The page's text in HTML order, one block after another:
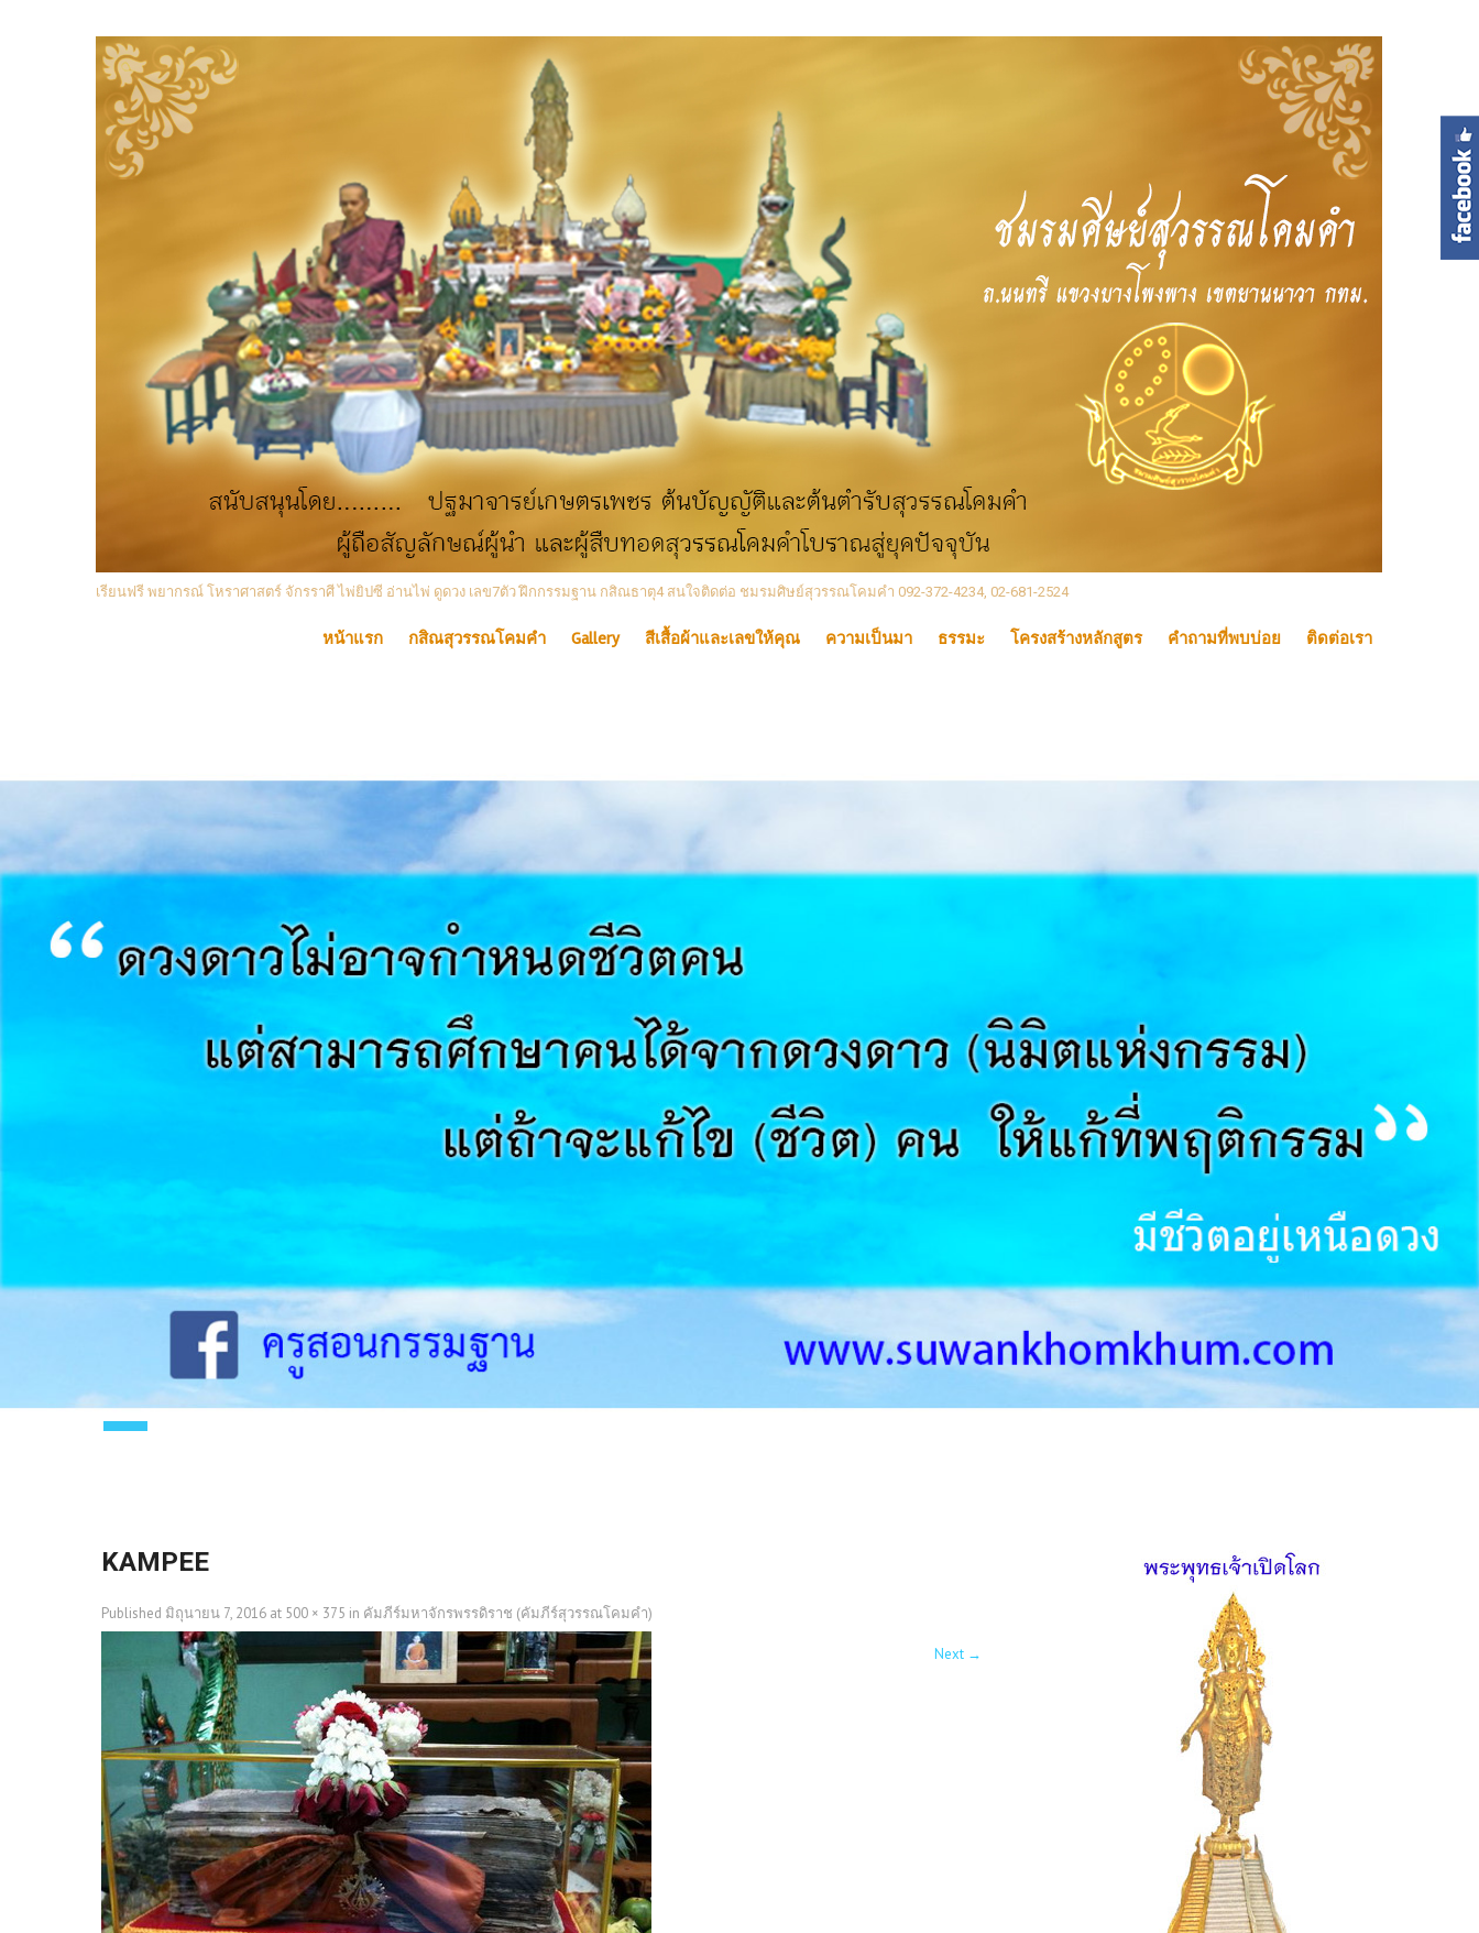
เรียนฟรี พยากรณ์ โหราศาสตร์ จักรราศี ไพ่ยิปซี อ่านไพ่ ดูดวง เลข7ตัว ฝึกกรรมฐาน กสิณธาตุ4 สนใจติดต่อ ชมรมศิษย์สุวรรณโคมคำ 092-372-4234, 02-681-2524
หน้าแรก กสิณสุวรรณโคมคำ Gallery สีเสื้อผ้าและเลขให้คุณ ความเป็นมา ธรรมะ โครงสร้างหลักสูตร คำถามที่พบบ่อย ติดต่อเรา
KAMPEE
Published มิถุนายน 7, 2016 at 500 × 375 in คัมภีร์มหาจักรพรรดิราช (คัมภีร์สุวรรณโคมคำ)
Next →